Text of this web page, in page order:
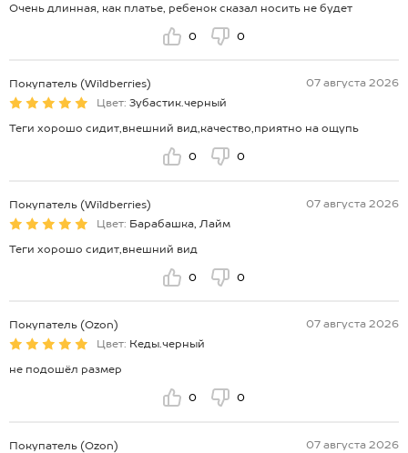
Очень длинная, как платье, ребенок сказал носить не будет
0 0
Покупатель (Wildberries)
07 августа 2026
Цвет: Зубастик.черный
Теги хорошо сидит,внешний вид,качество,приятно на ощупь
0 0
Покупатель (Wildberries)
07 августа 2026
Цвет: Барабашка, Лайм
Теги хорошо сидит,внешний вид
0 0
Покупатель (Ozon)
07 августа 2026
Цвет: Кеды.черный
не подошёл размер
0 0
Покупатель (Ozon)
07 августа 2026